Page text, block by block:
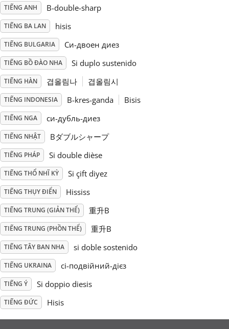
日本語
Português
Русский
Svenska
Tiếng Việt
Türkçe
Українська
简体中文
TIẾNG ANH B-double-sharp
TIẾNG BA LAN hisis
TIẾNG BULGARIA Си-двоен диез
TIẾNG BỒ ĐÀO NHA Si duplo sustenido
TIẾNG HÀN 겹올림나 겹올림시
TIẾNG INDONESIA B-kres-ganda Bisis
TIẾNG NGA си-дубль-диез
TIẾNG NHẬT Bダブルシャープ
TIẾNG PHÁP Si double dièse
TIẾNG THỔ NHĨ KỲ Si çift diyez
TIẾNG THỤY ĐIỂN Hississ
TIẾNG TRUNG (GIẢN THỂ) 重升B
TIẾNG TRUNG (PHỒN THỂ) 重升B
TIẾNG TÂY BAN NHA si doble sostenido
TIẾNG UKRAINA сі-подвійний-дієз
TIẾNG Ý Si doppio diesis
TIẾNG ĐỨC Hisis